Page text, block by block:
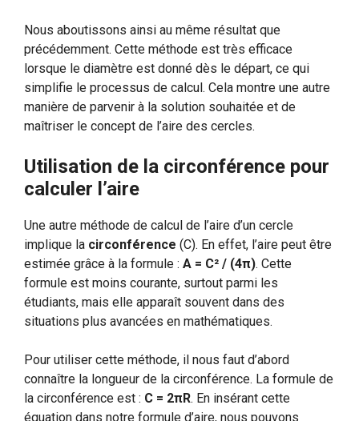
Nous aboutissons ainsi au même résultat que
précédemment. Cette méthode est très efficace
lorsque le diamètre est donné dès le départ, ce qui
simplifie le processus de calcul. Cela montre une autre
manière de parvenir à la solution souhaitée et de
maîtriser le concept de l’aire des cercles.
Utilisation de la circonférence pour
calculer l’aire
Une autre méthode de calcul de l’aire d’un cercle
implique la circonférence (C). En effet, l’aire peut être
estimée grâce à la formule : A = C² / (4π). Cette
formule est moins courante, surtout parmi les
étudiants, mais elle apparaît souvent dans des
situations plus avancées en mathématiques.
Pour utiliser cette méthode, il nous faut d’abord
connaître la longueur de la circonférence. La formule de
la circonférence est : C = 2πR. En insérant cette
équation dans notre formule d’aire, nous pouvons